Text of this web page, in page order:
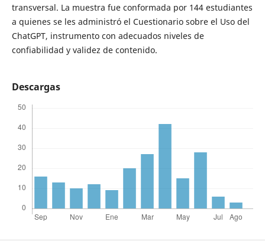
transversal. La muestra fue conformada por 144 estudiantes
a quienes se les administró el Cuestionario sobre el Uso del
ChatGPT, instrumento con adecuados niveles de
confiabilidad y validez de contenido.
Descargas